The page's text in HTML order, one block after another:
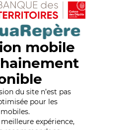
mobile
du site n’est pas
pour les
expérience,